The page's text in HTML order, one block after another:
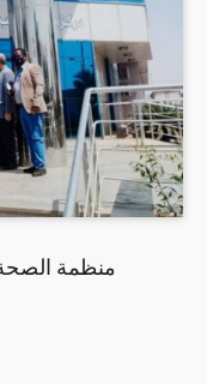
منظمة